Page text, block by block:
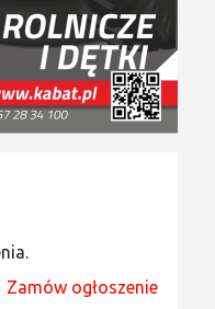
Zamów ogłoszenie